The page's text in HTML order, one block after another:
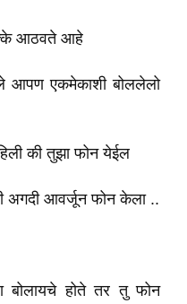
आठवते आहे
आपण एकमेकाशी बोललेलो
की तुझा फोन येईल
अगदी आवर्जून फोन केला ..
होते तर तु फोन